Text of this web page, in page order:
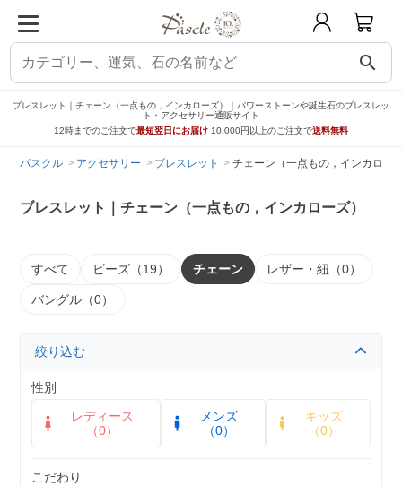
search
ブレスレット｜チェーン（一点もの，インカローズ）｜パワーストーンや誕生石のブレスレッ
ト・アクセサリー通販サイト
12時までのご注文で最短翌日にお届け 10,000円以上のご注文で送料無料
パスクル アクセサリー ブレスレット チェーン（一点もの，インカロー
ブレスレット｜チェーン（一点もの，インカローズ）
すべて ビーズ（19） チェーン レザー・紐（0）
バングル（0）
絞り込む
性別
レディース
（0）
メンズ
（0）
キッズ
（0）
こだわり